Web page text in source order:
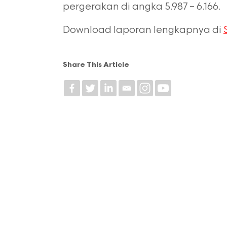
pergerakan di angka 5.987 – 6.166.
Download laporan lengkapnya di
Share This Article